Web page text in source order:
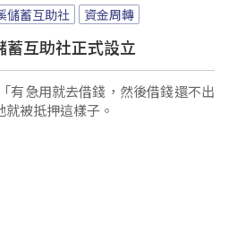
儲蓄互助社 資金周轉
蓄互助社正式設立
有急用就去借錢，然後借錢還不出
被抵押這樣子。